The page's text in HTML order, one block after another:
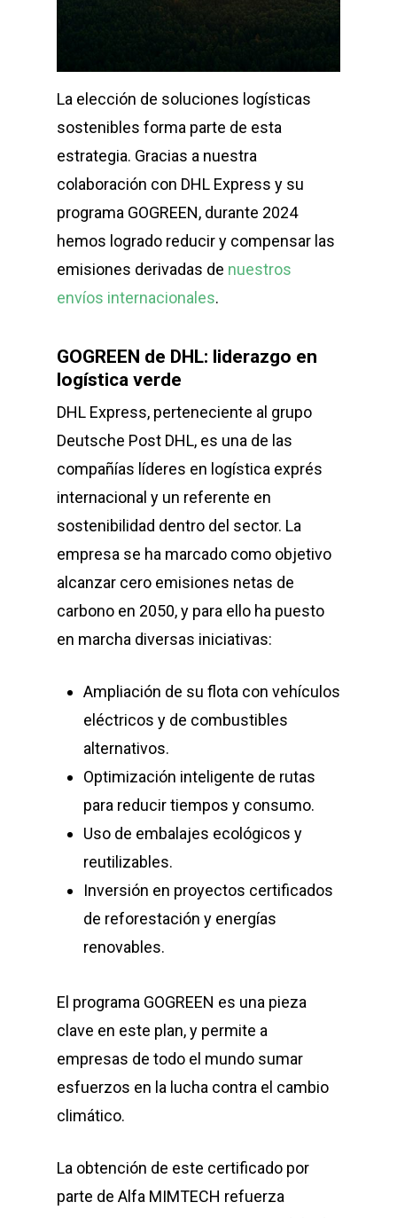
La elección de soluciones logísticas
sostenibles forma parte de esta
estrategia. Gracias a nuestra
colaboración con DHL Express y su
programa GOGREEN, durante 2024
hemos logrado reducir y compensar las
emisiones derivadas de nuestros
envíos internacionales.
GOGREEN de DHL: liderazgo en
logística verde
DHL Express, perteneciente al grupo
Deutsche Post DHL, es una de las
compañías líderes en logística exprés
internacional y un referente en
sostenibilidad dentro del sector. La
empresa se ha marcado como objetivo
alcanzar cero emisiones netas de
carbono en 2050, y para ello ha puesto
en marcha diversas iniciativas:
Ampliación de su flota con vehículos
eléctricos y de combustibles
alternativos.
Optimización inteligente de rutas
para reducir tiempos y consumo.
Uso de embalajes ecológicos y
reutilizables.
Inversión en proyectos certificados
de reforestación y energías
renovables.
El programa GOGREEN es una pieza
clave en este plan, y permite a
empresas de todo el mundo sumar
esfuerzos en la lucha contra el cambio
climático.
La obtención de este certificado por
parte de Alfa MIMTECH refuerza